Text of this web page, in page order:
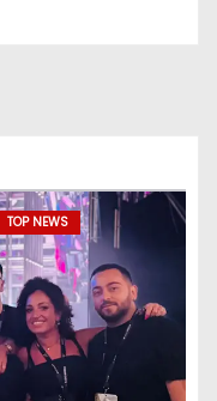
TOP NEWS